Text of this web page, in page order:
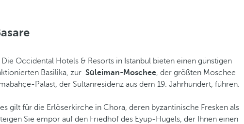
Occidental Hotels & Resorts in Istanbul bieten einen günstigen
Basilika, zur Süleiman-Moschee, der größten Moschee
Palast, der Sultanresidenz aus dem 19. Jahrhundert, führen.
gilt für die Erlöserkirche in Chora, deren byzantinische Fresken als
Sie empor auf den Friedhof des Eyüp-Hügels, der Ihnen einen